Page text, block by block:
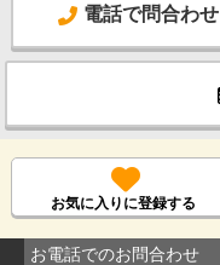
電話で問合わせ
お気に入りに登録する
お電話でのお問合わせ